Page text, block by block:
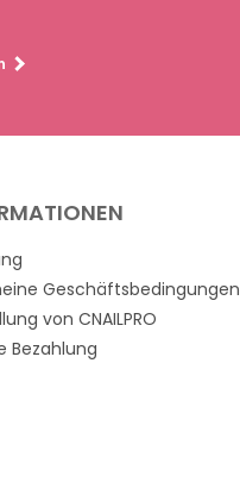
Geschäftsbedingungen
von CNAILPRO
Bezahlung